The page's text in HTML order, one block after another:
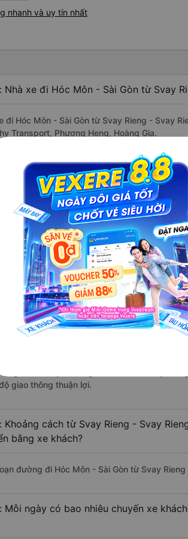
nhanh và uy tín nhất
Nhà xe đi Hóc Môn - Sài Gòn từ Svay
đi Hóc Môn - Sài Gòn từ Svay Rieng - Svay
Transport, Phương Heng, Hoàng Gia.
Xe nào đi Hóc Môn - Sài Gòn có giá rẻ
xe rẻ nhất có mức giá là 500.000 đồng của
Có bao nhiêu nhà xe đang khai thác
Gòn ?
tại có 4 nhà xe khai thác tuyến đường.
Từ Svay Rieng - Svay Rieng đi Hóc
xe khách?
gian di chuyển bằng xe khách từ Svay
giao thông thuận lợi.
Khoảng cách từ Svay Rieng - Svay
bằng xe khách?
đường đi Hóc Môn - Sài Gòn từ Svay
Mỗi ngày có bao nhiêu chuyến xe